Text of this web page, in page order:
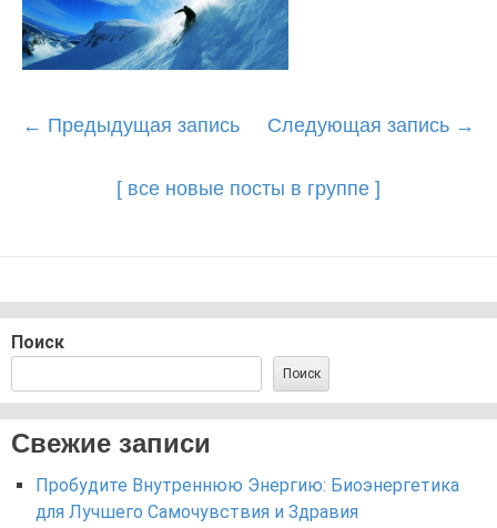
Post
← Предыдущая запись Следующая запись →
[ все новые посты в группе ]
Поиск
Поиск
Свежие записи
Пробудите Внутреннюю Энергию: Биоэнергетика
для Лучшего Самочувствия и Здравия